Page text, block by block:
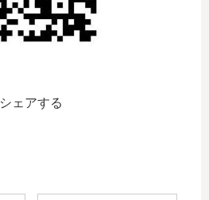
シェアする